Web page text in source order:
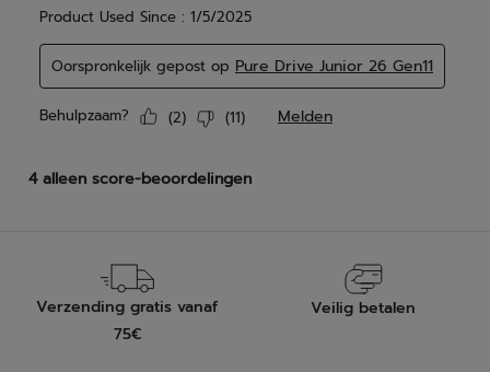
Verzending gratis vanaf
75€
Veilig betalen